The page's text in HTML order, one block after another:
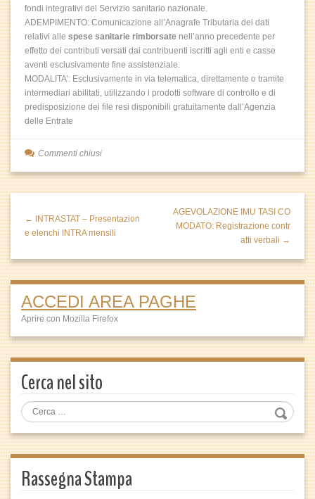
fondi integrativi del Servizio sanitario nazionale.
ADEMPIMENTO: Comunicazione all’Anagrafe Tributaria dei dati
relativi alle spese sanitarie rimborsate nell’anno precedente per
effetto dei contributi versati dai contribuenti iscritti agli enti e casse
aventi esclusivamente fine assistenziale.
MODALITA’: Esclusivamente in via telematica, direttamente o tramite
intermediari abilitati, utilizzando i prodotti software di controllo e di
predisposizione dei file resi disponibili gratuitamente dall’Agenzia
delle Entrate
Commenti chiusi
← INTRASTAT – Presentazion
e elenchi INTRA mensili
AGEVOLAZIONE IMU TASI CO
MODATO: Registrazione contr
atti verbali →
ACCEDI AREA PAGHE
Aprire con Mozilla Firefox
Cerca nel sito
Rassegna Stampa